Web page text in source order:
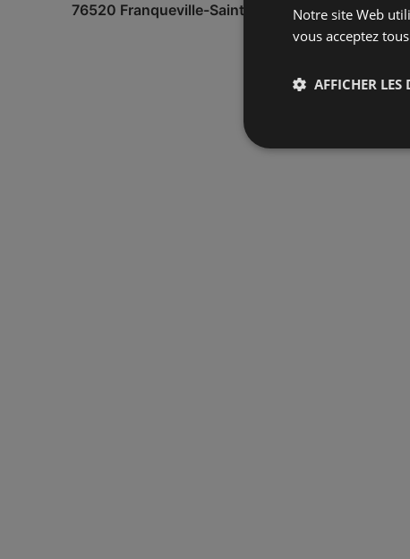
76520 Franqueville-Saint-Pierre
Notre site Web
vous acceptez
AFFICHER LES